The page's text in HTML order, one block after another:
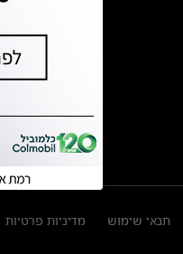
תנאי שימוש מדיניות פרטיות